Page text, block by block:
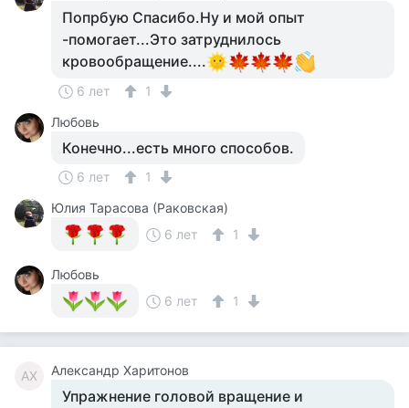
Попрбую Спасибо.Ну и мой опыт
-помогает...Это затруднилось
кровообращение....
6 лет
1
Любовь
Конечно...есть много способов.
6 лет
1
Юлия Тарасова (Раковская)
6 лет
1
Любовь
6 лет
1
АХ Александр Харитонов
Упражнение головой вращение и